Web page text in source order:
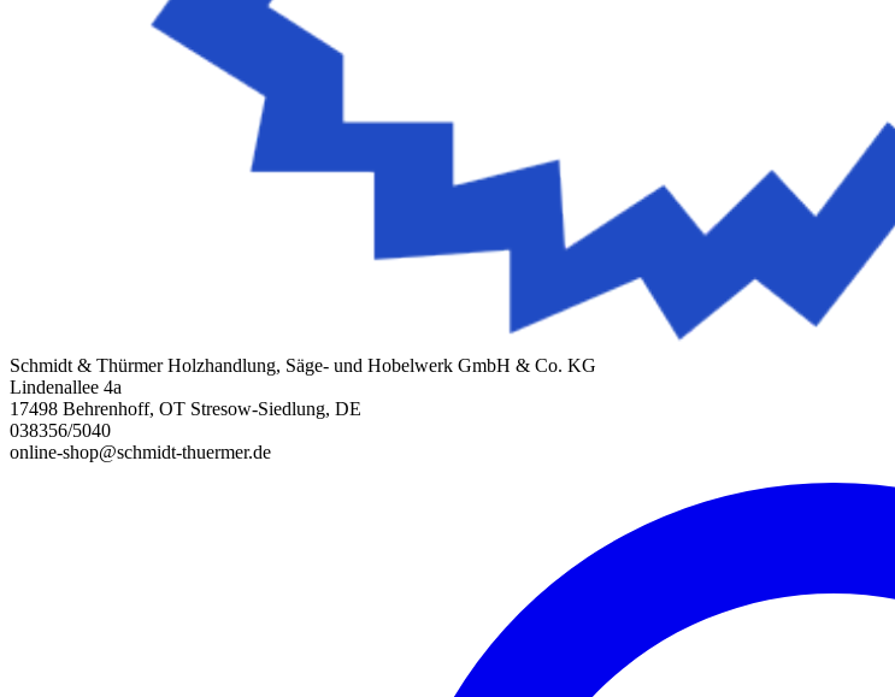
Schmidt & Thürmer Holzhandlung, Säge- und Hobelwerk GmbH & Co. KG
Lindenallee 4a
17498 Behrenhoff, OT Stresow-Siedlung, DE
038356/5040
online-shop@schmidt-thuermer.de